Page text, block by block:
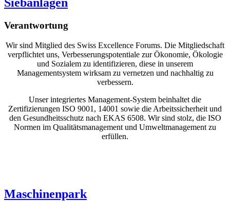
Siebanlagen
Verantwortung
Wir sind Mitglied des Swiss Excellence Forums. Die Mitgliedschaft
verpflichtet uns, Verbesserungspotentiale zur Ökonomie, Ökologie
und Sozialem zu identifizieren, diese in unserem
Managementsystem wirksam zu vernetzen und nachhaltig zu
verbessern.
Unser integriertes Management-System beinhaltet die
Zertifizierungen ISO 9001, 14001 sowie die Arbeitssicherheit und
den Gesundheitsschutz nach EKAS 6508. Wir sind stolz, die ISO
Normen im Qualitätsmanagement und Umweltmanagement zu
erfüllen.
Maschinenpark